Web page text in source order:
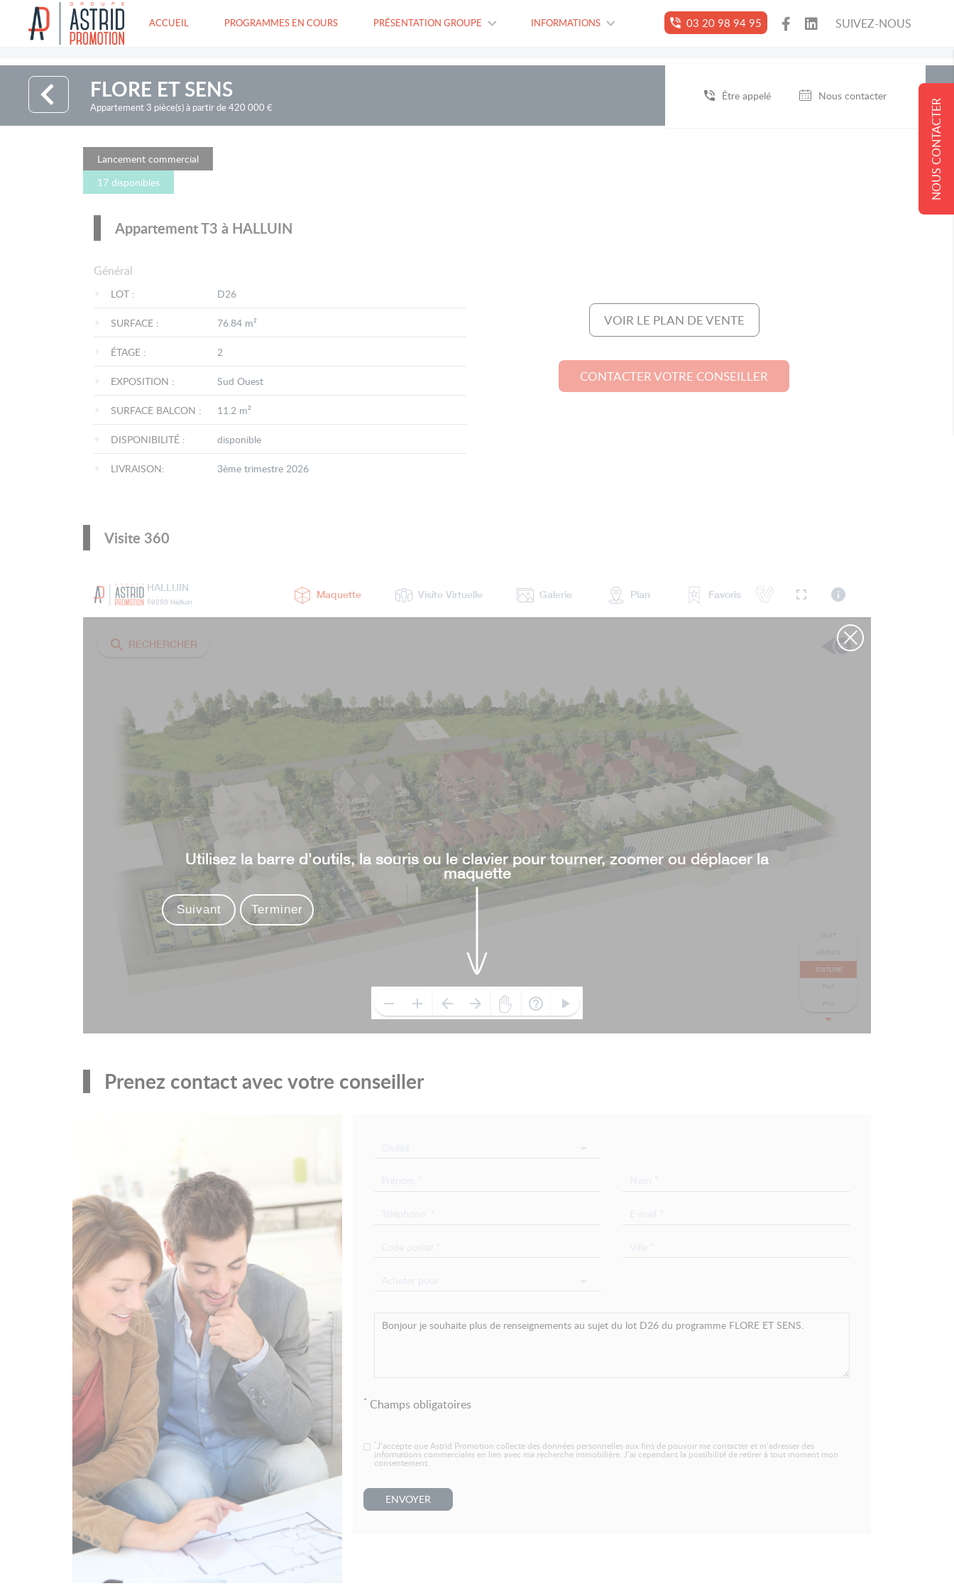
ACCUEIL PROGRAMMES EN COURS PRÉSENTATION GROUPE INFORMATIONS 03 20 98 94 95 SUIVEZ-NOUS
NOUS CONTACTER
FLORE ET SENS
Appartement 3 pièce(s) à partir de 420 000 €
Être appelé Nous contacter
Lancement commercial
17 disponibles
Appartement T3 à HALLUIN
Général
+
LOT : D26
+ SURFACE : 76.84 m²
+ ÉTAGE : 2
+ EXPOSITION : Sud Ouest
+ SURFACE BALCON : 11.2 m²
+ DISPONIBILITÉ : disponible
+ LIVRAISON: 3ème trimestre 2026
VOIR LE PLAN DE VENTE
CONTACTER VOTRE CONSEILLER
Visite 360
Prenez contact avec votre conseiller
* Champs obligatoires
* J’accepte que Astrid Promotion collecte des données personnelles aux fins de pouvoir me contacter et m’adresser des
informations commerciales en lien avec ma recherche immobilière. J’ai cependant la possibilité de retirer à tout moment mon
consentement.
ENVOYER